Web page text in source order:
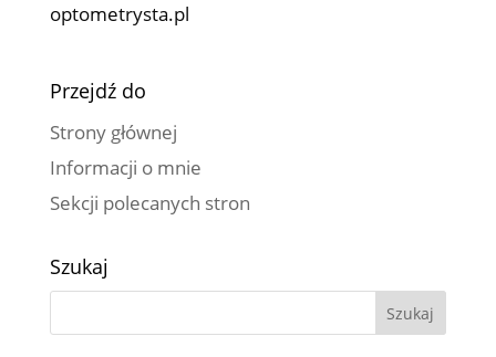
optometrysta.pl
Przejdź do
Strony głównej
Informacji o mnie
Sekcji polecanych stron
Szukaj